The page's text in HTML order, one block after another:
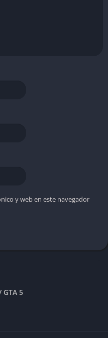
y web en este navegador
5